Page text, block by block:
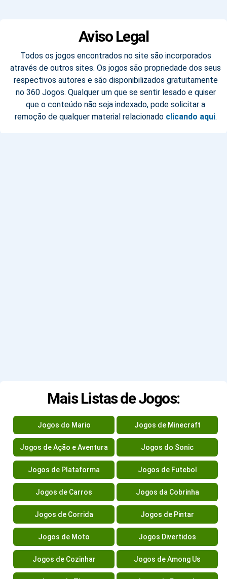
Aviso Legal
Todos os jogos encontrados no site são incorporados
através de outros sites. Os jogos são propriedade dos seus
respectivos autores e são disponibilizados gratuitamente
no 360 Jogos. Qualquer um que se sentir lesado e quiser
que o conteúdo não seja indexado, pode solicitar a
remoção de qualquer material relacionado clicando aqui.
Mais Listas de Jogos:
Jogos do Mario Jogos de Minecraft
Jogos de Ação e Aventura Jogos do Sonic
Jogos de Plataforma Jogos de Futebol
Jogos de Carros Jogos da Cobrinha
Jogos de Corrida Jogos de Pintar
Jogos de Moto Jogos Divertidos
Jogos de Cozinhar Jogos de Among Us